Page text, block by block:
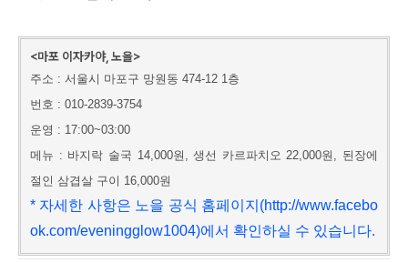
<마포 이자카야, 노을>
주소 : 서울시 마포구 망원동 474-12 1층
번호 : 010-2839-3754
운영 : 17:00~03:00
메뉴 : 바지락 술국 14,000원, 생선 카르파치오 22,000원, 된장에
절인 삼겹살 구이 16,000원
* 자세한 사항은 노을 공식 홈페이지(http://www.facebo
ok.com/eveningglow1004)에서 확인하실 수 있습니다.